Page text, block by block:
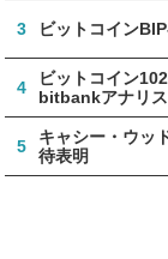
3 ビットコイン
4
ビットコイン
bitbankアナリ
5
キャシー・ウッ
待表明